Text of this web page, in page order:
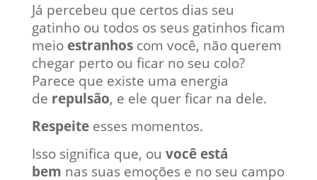
Já percebeu que certos dias seu
gatinho ou todos os seus gatinhos ficam
meio estranhoscom você, não querem
chegar perto ou ficar no seu colo?
Parece que existe uma energia
de repulsão, e ele quer ficar na dele.
Respeiteesses momentos.
Isso significa que, ou você está
bem nas suas emoções e no seu campo